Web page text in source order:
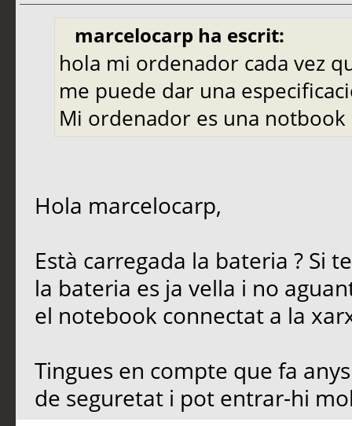
marcelocarp ha escrit:
hola mi ordenador cada vez
me puede dar una
Mi ordenador es una notbook
Hola marcelocarp,
Està carregada la bateria ? Si
la bateria es ja vella i no
el notebook connectat a la
Tingues en compte que fa
de seguretat i pot entrar-hi